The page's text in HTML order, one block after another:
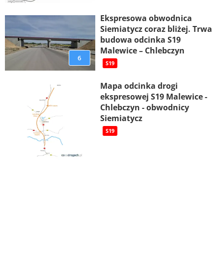
6
Ekspresowa obwodnica
Siemiatycz coraz bliżej. Trwa
budowa odcinka S19
Malewice – Chlebczyn
S19
Mapa odcinka drogi
ekspresowej S19 Malewice -
Chlebczyn - obwodnicy
Siemiatycz
S19